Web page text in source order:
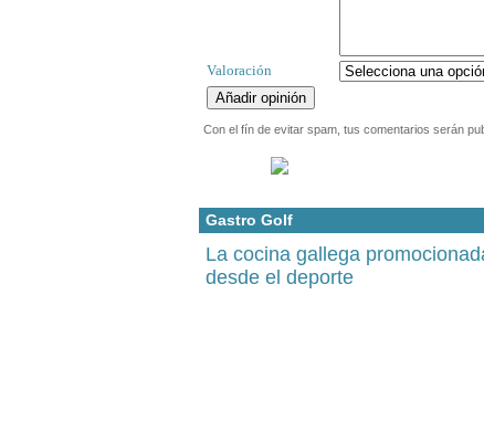
Valoración
Con el fín de evitar spam, tus comentarios serán
Gastro Golf
La cocina gallega
desde el deporte